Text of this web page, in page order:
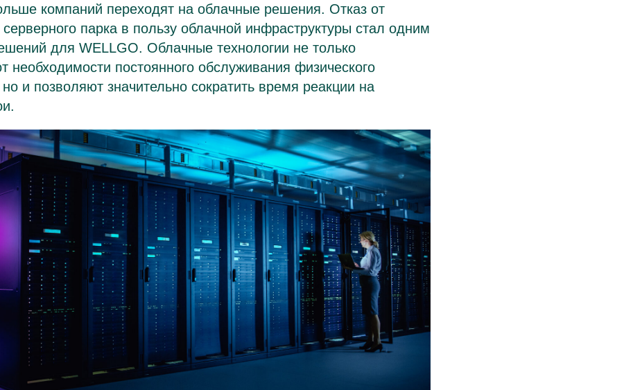
компаний переходят на облачные решения. Отказ от
серверного парка в пользу облачной инфраструктуры стал одним
для WELLGO. Облачные технологии не только
необходимости постоянного обслуживания физического
и позволяют значительно сократить время реакции на